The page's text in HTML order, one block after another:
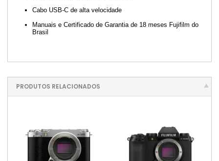
Cabo USB-C de alta velocidade
Manuais e Certificado de Garantia de 18 meses Fujifilm do
Brasil
PRODUTOS RELACIONADOS